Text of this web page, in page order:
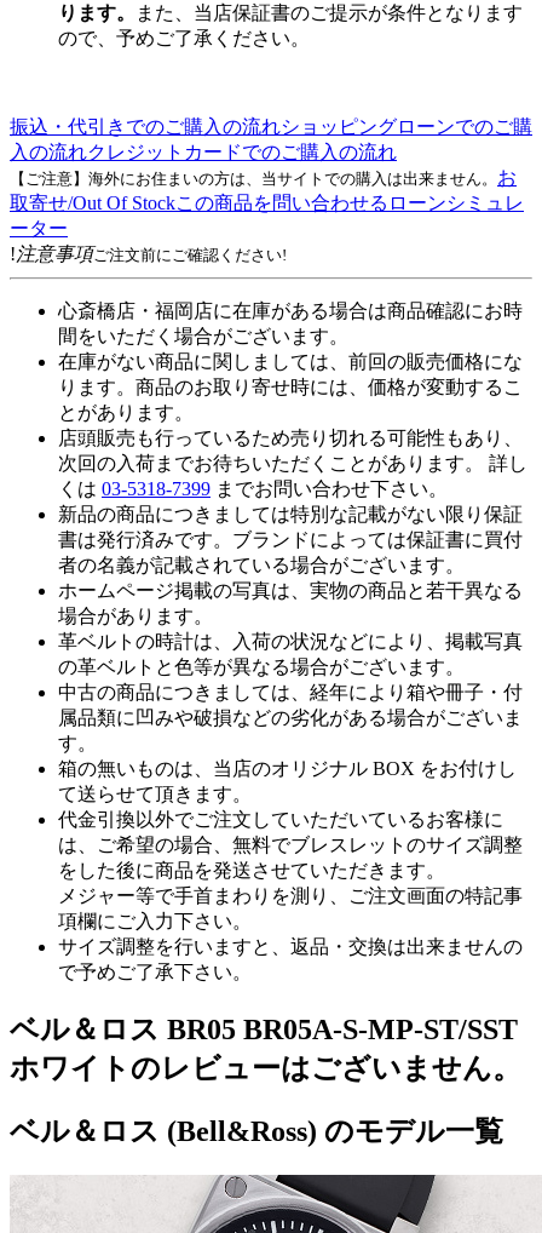
ります。
また、当店保証書のご提示が条件となります
ので、予めご了承ください。
振込・代引きでのご購入の流れショッピングローンでのご購
入の流れクレジットカードでのご購入の流れ
【ご注意】海外にお住まいの方は、当サイトでの購入は出来ません。 お
取寄せ/Out Of Stockこの商品を問い合わせる ローンシミュレ
ーター
!注意事項ご注文前にご確認ください!
心斎橋店・福岡店に在庫がある場合は商品確認にお時
間をいただく場合がございます。
在庫がない商品に関しましては、前回の販売価格にな
ります。商品のお取り寄せ時には、価格が変動するこ
とがあります。
店頭販売も行っているため売り切れる可能性もあり、
次回の入荷までお待ちいただくことがあります。 詳し
くは 03-5318-7399 までお問い合わせ下さい。
新品の商品につきましては特別な記載がない限り保証
書は発行済みです。ブランドによっては保証書に買付
者の名義が記載されている場合がございます。
ホームページ掲載の写真は、実物の商品と若干異なる
場合があります。
革ベルトの時計は、入荷の状況などにより、掲載写真
の革ベルトと色等が異なる場合がございます。
中古の商品につきましては、経年により箱や冊子・付
属品類に凹みや破損などの劣化がある場合がございま
す。
箱の無いものは、当店のオリジナル BOX をお付けし
て送らせて頂きます。
代金引換以外でご注文していただいているお客様に
は、ご希望の場合、無料でブレスレットのサイズ調整
をした後に商品を発送させていただきます。
メジャー等で手首まわりを測り、ご注文画面の特記事
項欄にご入力下さい。
サイズ調整を行いますと、返品・交換は出来ませんの
で予めご了承下さい。
ベル＆ロス BR05 BR05A-S-MP-ST/SST
ホワイトのレビューはございません。
ベル＆ロス (Bell&Ross) のモデル一覧